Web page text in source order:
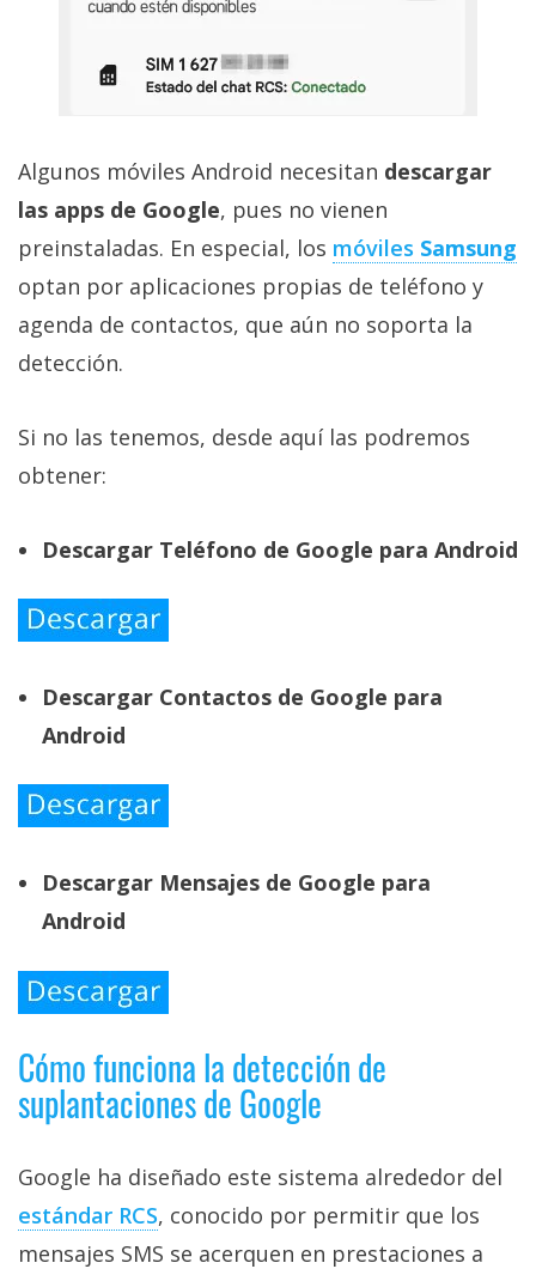
Algunos móviles Android necesitan descargar
las apps de Google, pues no vienen
preinstaladas. En especial, los móviles Samsung
optan por aplicaciones propias de teléfono y
agenda de contactos, que aún no soporta la
detección.
Si no las tenemos, desde aquí las podremos
obtener:
Descargar Teléfono de Google para Android
Descargar Contactos de Google para
Android
Descargar Mensajes de Google para
Android
Cómo funciona la detección de
suplantaciones de Google
Google ha diseñado este sistema alrededor del
estándar RCS‎, conocido por permitir que los
mensajes SMS se acerquen en prestaciones a